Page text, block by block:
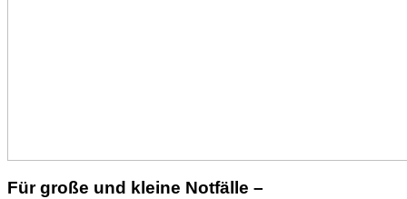
Für große und kleine Notfälle –